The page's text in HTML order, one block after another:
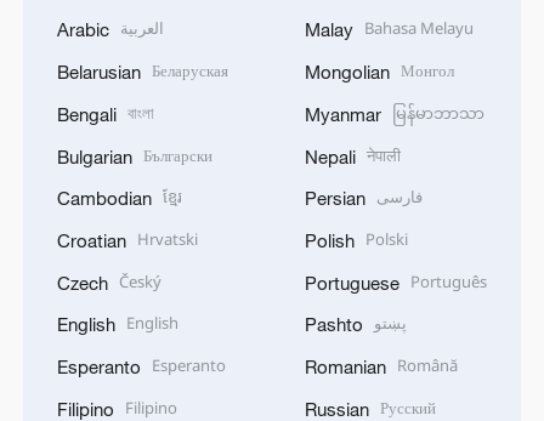
Arabic العربية
Belarusian Беларуская
Bengali বাংলা
Bulgarian Български
Cambodian ខ្មែរ
Croatian Hrvatski
Czech Český
English English
Esperanto Esperanto
Filipino Filipino
Malay Bahasa Melayu
Mongolian Монгол
Myanmar မြန်မာဘာသာ
Nepali नेपाली
Persian فارسی
Polish Polski
Portuguese Português
Pashto پښتو
Romanian Română
Russian Русский